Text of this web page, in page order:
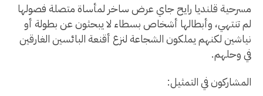
مسرحية قلنديا رايح جاي عرض ساخر لمأساة متصلة فصولها
لم تنتهي، وأبطالها أشخاص بسطاء لا يبحثون عن بطولة أو
نياشين لكنهم يملكون الشجاعة لنزع أقنعة البائسين الغارقين
في وحلهم.
المشاركون في التمثيل: